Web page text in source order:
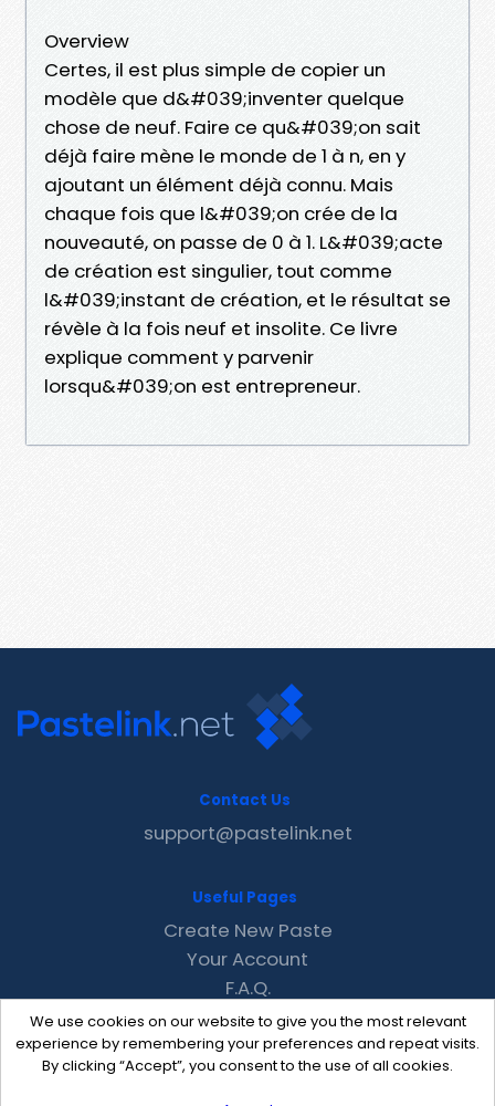
Overview
Certes, il est plus simple de copier un
modèle que d&#039;inventer quelque
chose de neuf. Faire ce qu&#039;on sait
déjà faire mène le monde de 1 à n, en y
ajoutant un élément déjà connu. Mais
chaque fois que l&#039;on crée de la
nouveauté, on passe de 0 à 1. L&#039;acte
de création est singulier, tout comme
l&#039;instant de création, et le résultat se
révèle à la fois neuf et insolite. Ce livre
explique comment y parvenir
lorsqu&#039;on est entrepreneur.
We use cookies on our website to give you the most relevant
experience by remembering your preferences and repeat visits.
By clicking “Accept”, you consent to the use of all cookies.
Contact Us
support@pastelink.net
Useful Pages
Create New Paste
Your Account
F.A.Q.
Recent
Contact